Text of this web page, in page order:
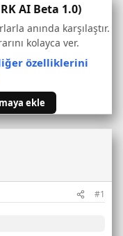
AI Beta 1.0)
anında karşılaştır.
kolayca ver.
özelliklerini
ekle
#1